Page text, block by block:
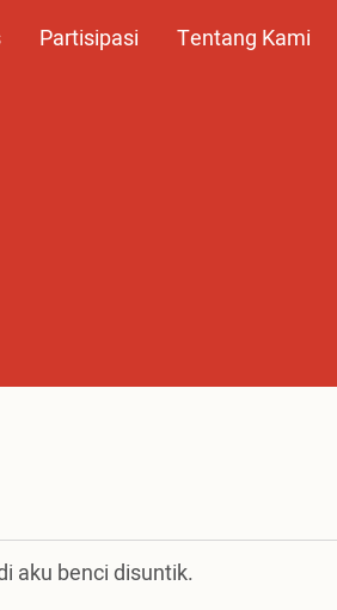
Partisipasi Tentang Kami
aku benci disuntik.